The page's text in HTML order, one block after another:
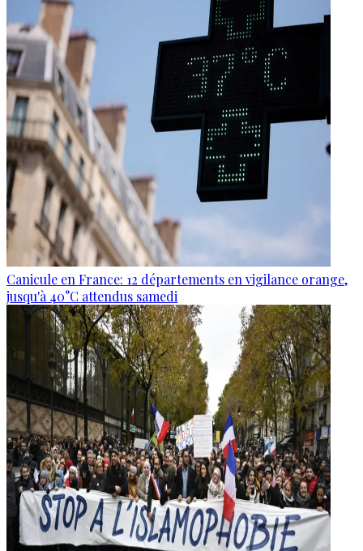
Canicule en France: 12 départements en vigilance orange,
jusqu'à 40°C attendus samedi